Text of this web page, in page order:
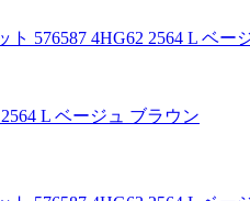
L ベージュ ブラウン